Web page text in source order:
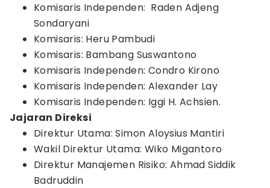
Komisaris Independen: Raden Adjeng
Sondaryani
Komisaris: Heru Pambudi
Komisaris: Bambang Suswantono
Komisaris Independen: Condro Kirono
Komisaris Independen: Alexander Lay
Komisaris Independen: Iggi H. Achsien.
Jajaran Direksi
Direktur Utama: Simon Aloysius Mantiri
Wakil Direktur Utama: Wiko Migantoro
Direktur Manajemen Risiko: Ahmad Siddik
Badruddin